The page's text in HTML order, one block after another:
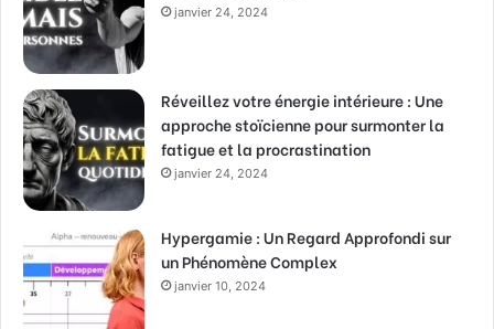
janvier 24, 2024
Réveillez votre énergie intérieure : Une
approche stoïcienne pour surmonter la
fatigue et la procrastination
janvier 24, 2024
Hypergamie : Un Regard Approfondi sur
un Phénomène Complex
janvier 10, 2024